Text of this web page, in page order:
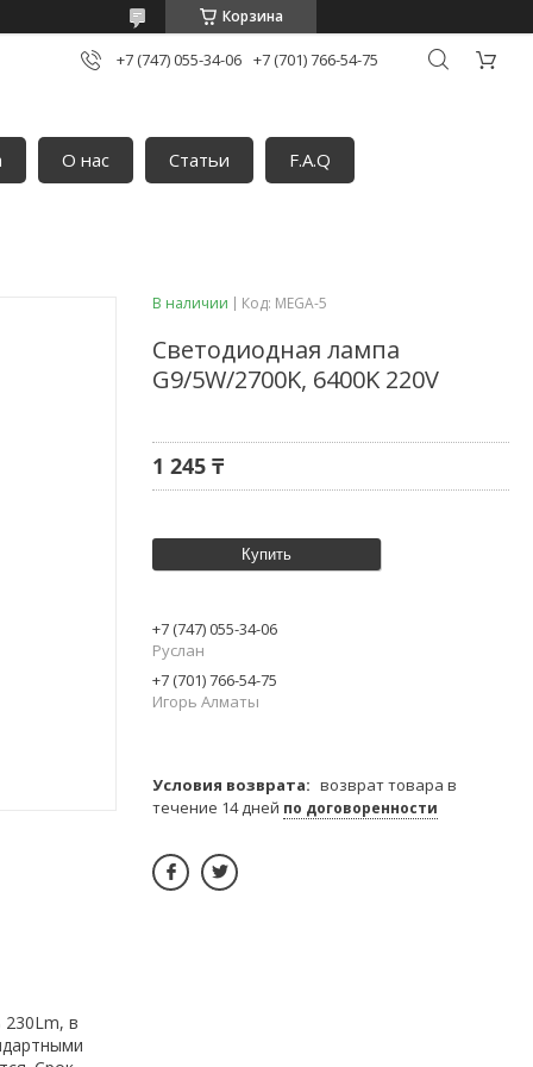
Корзина
+7 (747) 055-34-06 +7 (701) 766-54-75
О нас Статьи F.A.Q
230Lm, в
В наличии Код: MEGA-5
Светодиодная лампа
G9/5W/2700K, 6400K 220V
1 245 ₸
Купить
+7 (747) 055-34-06
Руслан
+7 (701) 766-54-75
Игорь Алматы
возврат товара в
течение 14 дней по договоренности